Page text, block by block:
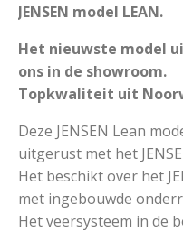
JENSEN model LEAN.
Het nieuwste model
ons in de showroom.
Topkwaliteit uit
Deze JENSEN Lean
uitgerust met het
Het beschikt over het
met ingebouwde
Het veersysteem in de